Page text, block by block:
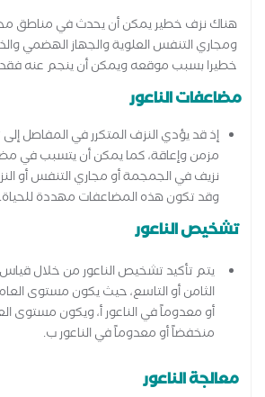
هناك نزف خطير يمكن أن يحدث في مناطق
ومجاري التنفس العلوية والجهاز الهضمي
خطيرا بسبب موقعه ويمكن أن ينجم عنه
مضاعفات الناعور
إذ قد يؤدي النزف المتكرر في المفاصل
مزمن وإعاقة، كما يمكن أن يتسبب في
نزيف في الجمجمة أو مجاري التنفس أو
وقد تكون هذه المضاعفات مهددة للحياة.
تشخيص الناعور
يتم تأكيد تشخيص الناعور من خلال
الثامن أو التاسع، حيث يكون مستوى
أو معدوماً في الناعور أ، ويكون مستوى
منخفضاً أو معدوماً في الناعور ب.
معالجة الناعور